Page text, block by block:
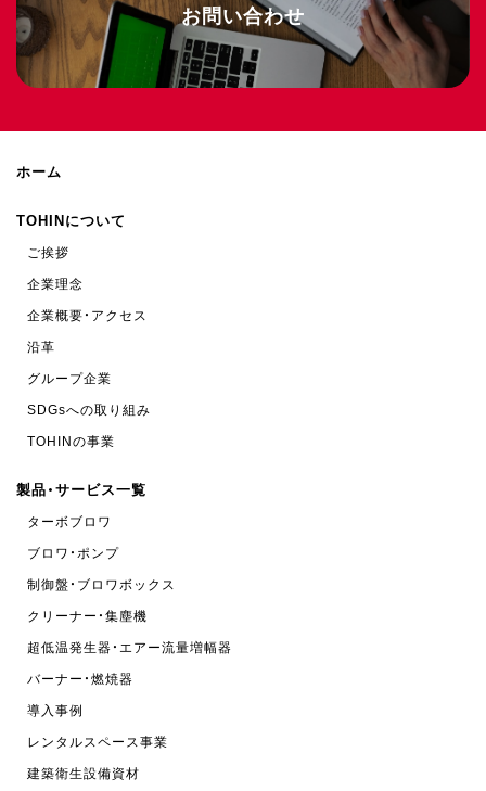
お問い合わせ
ホーム
TOHINについて
ご挨拶
企業理念
企業概要・アクセス
沿革
グループ企業
SDGsへの取り組み
TOHINの事業
製品・サービス一覧
ターボブロワ
ブロワ・ポンプ
制御盤・ブロワボックス
クリーナー・集塵機
超低温発生器・エアー流量増幅器
バーナー・燃焼器
導入事例
レンタルスペース事業
建築衛生設備資材